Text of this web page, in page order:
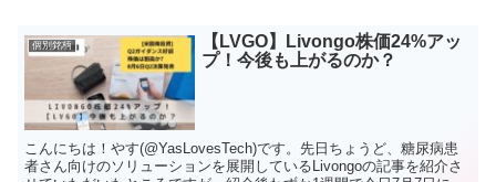
個別銘柄
【LVGO】Livongo株価24%アッ
プ！今後も上がるのか？
こんにちは！やす(@YasLovesTech)です。先日ちょうど、糖尿病患
者さん向けのソリューションを展開しているLivongoの記事を紹介さ